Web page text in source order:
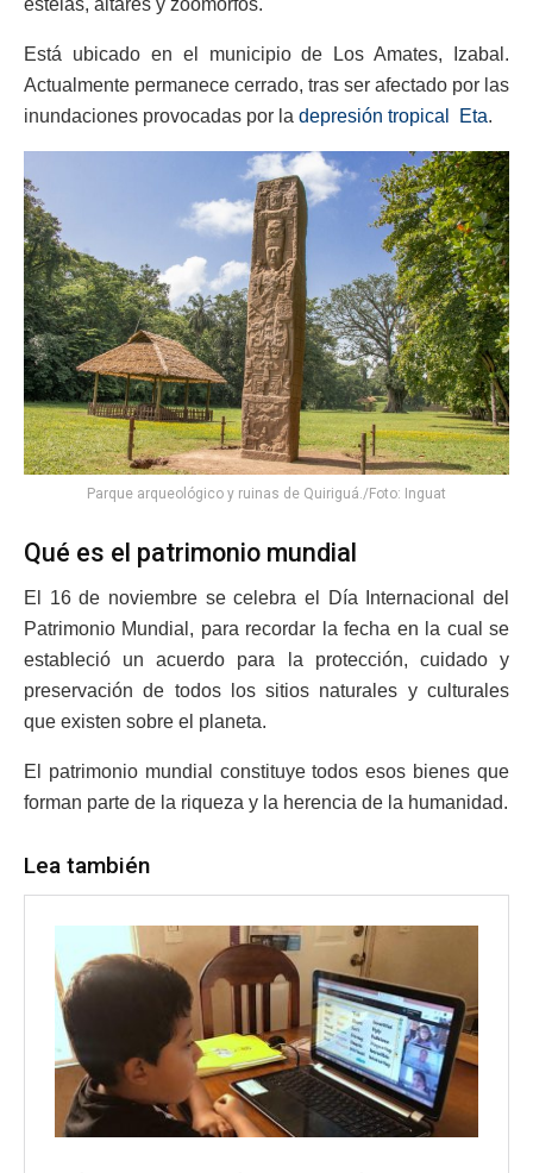
estelas, altares y zoomorfos.
Está ubicado en el municipio de Los Amates, Izabal.
Actualmente permanece cerrado, tras ser afectado por las
inundaciones provocadas por la depresión tropical Eta.
Parque arqueológico y ruinas de Quiriguá./Foto: Inguat
Qué es el patrimonio mundial
El 16 de noviembre se celebra el Día Internacional del
Patrimonio Mundial, para recordar la fecha en la cual se
estableció un acuerdo para la protección, cuidado y
preservación de todos los sitios naturales y culturales
que existen sobre el planeta.
El patrimonio mundial constituye todos esos bienes que
forman parte de la riqueza y la herencia de la humanidad.
Lea también